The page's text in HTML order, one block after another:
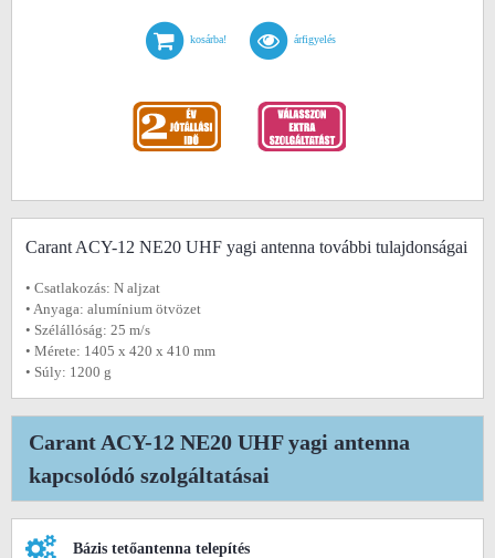
kosárba! árfigyelés
Carant ACY-12 NE20 UHF yagi antenna további tulajdonságai
• Csatlakozás: N aljzat
• Anyaga: alumínium ötvözet
• Szélállóság: 25 m/s
• Mérete: 1405 x 420 x 410 mm
• Súly: 1200 g
Carant ACY-12 NE20 UHF yagi antenna
kapcsolódó szolgáltatásai
Bázis tetőantenna telepítés